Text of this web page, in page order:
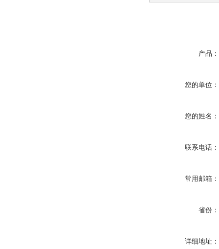
产品：
您的单位：
您的姓名：
联系电话：
常用邮箱：
省份：
详细地址：